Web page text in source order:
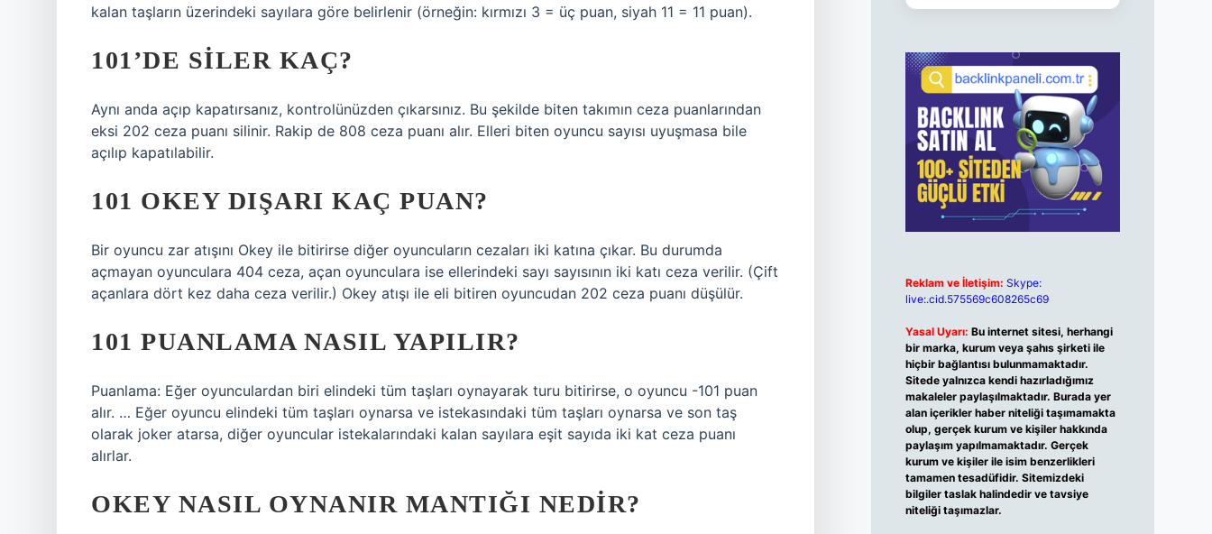
kalan taşların üzerindeki sayılara göre belirlenir (örneğin: kırmızı 3 = üç puan, siyah 11 = 11 puan).
101’DE SILER KAÇ?
Aynı anda açıp kapatırsanız, kontrolünüzden çıkarsınız. Bu şekilde biten takımın ceza puanlarından
eksi 202 ceza puanı silinir. Rakip de 808 ceza puanı alır. Elleri biten oyuncu sayısı uyuşmasa bile
açılıp kapatılabilir.
101 OKEY DIŞARI KAÇ PUAN?
Bir oyuncu zar atışını Okey ile bitirirse diğer oyuncuların cezaları iki katına çıkar. Bu durumda
açmayan oyunculara 404 ceza, açan oyunculara ise ellerindeki sayı sayısının iki katı ceza verilir. (Çift
açanlara dört kez daha ceza verilir.) Okey atışı ile eli bitiren oyuncudan 202 ceza puanı düşülür.
101 PUANLAMA NASIL YAPILIR?
Puanlama: Eğer oyunculardan biri elindeki tüm taşları oynayarak turu bitirirse, o oyuncu -101 puan
alır. … Eğer oyuncu elindeki tüm taşları oynarsa ve istekasındaki tüm taşları oynarsa ve son taş
olarak joker atarsa, diğer oyuncular istekalarındaki kalan sayılara eşit sayıda iki kat ceza puanı
alırlar.
OKEY NASIL OYNANIR MANTIĞI NEDIR?
Reklam ve İletişim: Skype:
live:.cid.575569c608265c69
Yasal Uyarı: Bu internet sitesi, herhangi
bir marka, kurum veya şahıs şirketi ile
hiçbir bağlantısı bulunmamaktadır.
Sitede yalnızca kendi hazırladığımız
makaleler paylaşılmaktadır. Burada yer
alan içerikler haber niteliği taşımamakta
olup, gerçek kurum ve kişiler hakkında
paylaşım yapılmamaktadır. Gerçek
kurum ve kişiler ile isim benzerlikleri
tamamen tesadüfidir. Sitemizdeki
bilgiler taslak halindedir ve tavsiye
niteliği taşımazlar.